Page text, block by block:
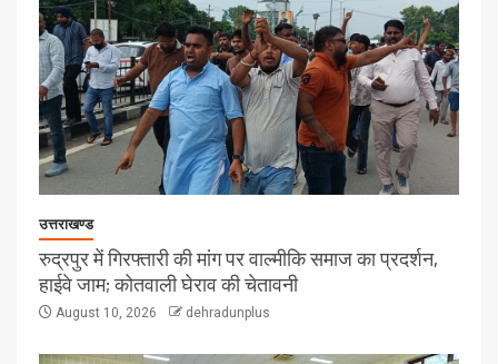
उत्तराखण्ड
रुद्रपुर में गिरफ्तारी की मांग पर वाल्मीकि समाज का प्रदर्शन,
हाईवे जाम; कोतवाली घेराव की चेतावनी
August 10, 2026 dehradunplus